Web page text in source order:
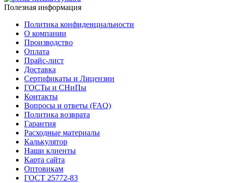
Полезная информация
Политика конфиденциальности
О компании
Производство
Оплата
Прайс-лист
Доставка
Сертификаты и Лицензии
ГОСТы и СНиПы
Контакты
Вопросы и ответы (FAQ)
Политика возврата
Гарантия
Расходные материалы
Калькулятор
Наши клиенты
Карта сайта
Оптовикам
ГОСТ 25772-83